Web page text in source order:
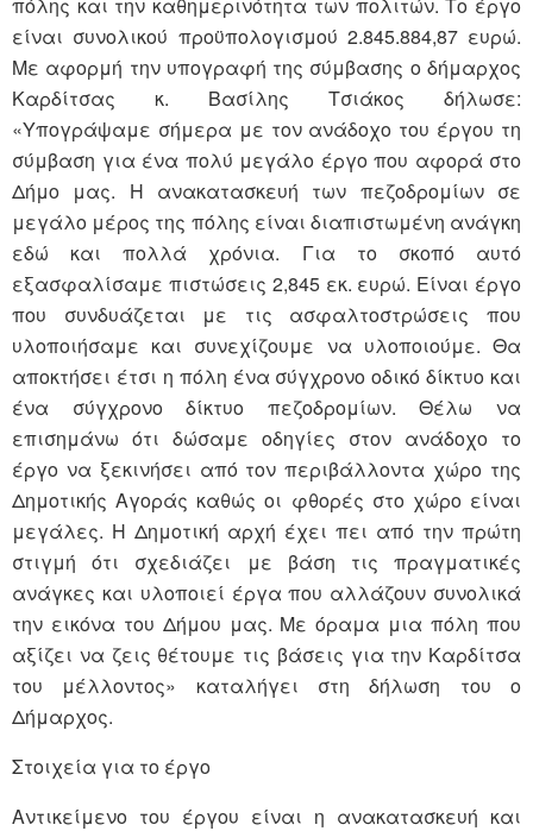
είναι συνολικού προϋπολογισμού 2.845.884,87 ευρώ.
Με αφορμή την υπογραφή της σύμβασης ο δήμαρχος
Καρδίτσας κ. Βασίλης Τσιάκος δήλωσε:
«Υπογράψαμε σήμερα με τον ανάδοχο του έργου τη
σύμβαση για ένα πολύ μεγάλο έργο που αφορά στο
Δήμο μας. Η ανακατασκευή των πεζοδρομίων σε
μεγάλο μέρος της πόλης είναι διαπιστωμένη ανάγκη
εδώ και πολλά χρόνια. Για το σκοπό αυτό
εξασφαλίσαμε πιστώσεις 2,845 εκ. ευρώ. Είναι έργο
που συνδυάζεται με τις ασφαλτοστρώσεις που
υλοποιήσαμε και συνεχίζουμε να υλοποιούμε. Θα
αποκτήσει έτσι η πόλη ένα σύγχρονο οδικό δίκτυο και
ένα σύγχρονο δίκτυο πεζοδρομίων. Θέλω να
επισημάνω ότι δώσαμε οδηγίες στον ανάδοχο το
έργο να ξεκινήσει από τον περιβάλλοντα χώρο της
Δημοτικής Αγοράς καθώς οι φθορές στο χώρο είναι
μεγάλες. Η Δημοτική αρχή έχει πει από την πρώτη
στιγμή ότι σχεδιάζει με βάση τις πραγματικές
ανάγκες και υλοποιεί έργα που αλλάζουν συνολικά
την εικόνα του Δήμου μας. Με όραμα μια πόλη που
αξίζει να ζεις θέτουμε τις βάσεις για την Καρδίτσα
του μέλλοντος» καταλήγει στη δήλωση του ο
Δήμαρχος.
Στοιχεία για το έργο
Αντικείμενο του έργου είναι η ανακατασκευή και